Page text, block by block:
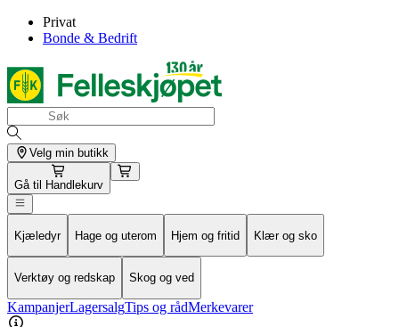
Privat
Bonde & Bedrift
Velg min butikk
Gå til Handlekurv
Kjæledyr Hage og uterom Hjem og fritid Klær og sko
Verktøy og redskap Skog og ved
KampanjerLagersalgTips og rådMerkevarer